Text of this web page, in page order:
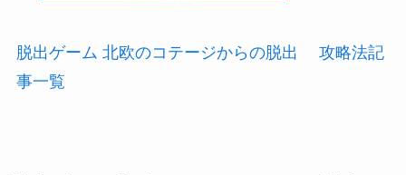
脱出ゲーム 北欧のコテージからの脱出 攻略法記
事一覧